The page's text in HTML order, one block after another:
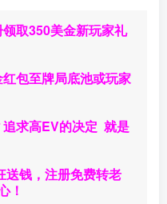
取350美金新玩家礼
包至牌局底池或玩家
追求高EV的决定 就是
送钱，注册免费转老
！